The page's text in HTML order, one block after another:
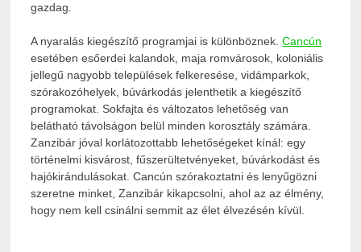
gazdag.
A nyaralás kiegészítő programjai is különböznek.Cancún
esetében esőerdei kalandok, maja romvárosok, koloniális
jellegű nagyobb települések felkeresése, vidámparkok,
szórakozóhelyek, búvárkodás jelenthetik a kiegészítő
programokat. Sokfajta és változatos lehetőség van
belátható távolságon belül minden korosztály számára.
Zanzibár jóval korlátozottabb lehetőségeket kínál: egy
történelmi kisvárost, fűszerültetvényeket, búvárkodást és
hajókirándulásokat. Cancún szórakoztatni és lenyűgözni
szeretne minket, Zanzibár kikapcsolni, ahol az az élmény,
hogy nem kell csinálni semmit az élet élvezésén kívül.